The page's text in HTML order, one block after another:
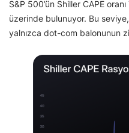
S&P 500’ün Shiller CAPE
üzerinde bulunuyor. Bu
yalnızca dot-com balonunun